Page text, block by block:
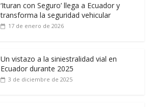
‘Ituran con Seguro’ llega a Ecuador y
transforma la seguridad vehicular
17 de enero de 2026
Un vistazo a la siniestralidad vial en
Ecuador durante 2025
3 de diciembre de 2025